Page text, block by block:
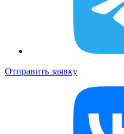
Отправить заявку